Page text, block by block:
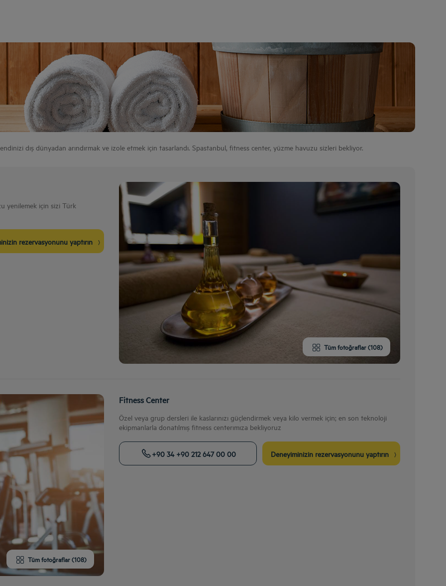
dış dünyadan arındırmak ve izole etmek için tasarlandı. Spastanbul, fitness center, yüzme havuzu sizleri bekliyor.
yenilemek için sizi Türk
rezervasyonunu yaptırın
Tüm fotoğraflar (108)
Fitness Center
Özel veya grup dersleri ile kaslarınızı güçlendirmek veya kilo vermek için; en son teknoloji
ekipmanlarla donatılmış fitness centerımıza bekliyoruz
+90 34 +90 212 647 00 00 Deneyiminizin rezervasyonunu yaptırın
Tüm fotoğraflar (108)